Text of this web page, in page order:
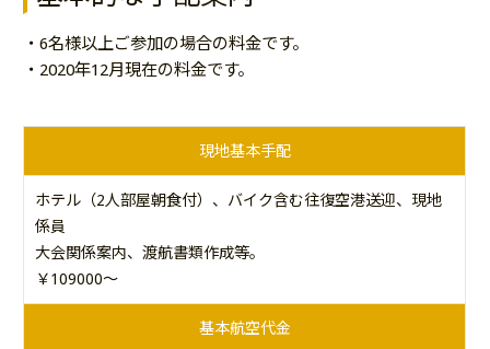
・6名様以上ご参加の場合の料金です。
・2020年12月現在の料金です。
現地基本手配
ホテル（2人部屋朝食付）、バイク含む往復空港送迎、現地
係員
大会関係案内、渡航書類作成等。
￥109000～
基本航空代金